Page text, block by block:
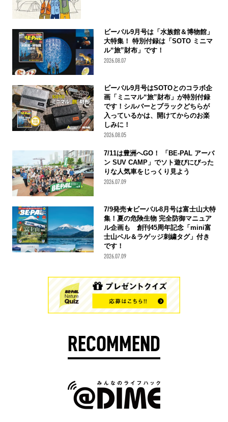
ビーパル9月号は「水族館＆博物館」
大特集！ 特別付録は「SOTO ミニマ
ル“旅”財布」です！
2026.08.07
ビーパル9月号はSOTOとのコラボ企
画「ミニマル“旅”財布」が特別付録
です！シルバーとブラックどちらが
入っているかは、開けてからのお楽
しみに！
2026.08.05
7/11は豊洲へGO！ 「BE-PAL アーバ
ン SUV CAMP」でソト遊びにぴった
りな人気車をじっくり見よう
2026.07.09
7/9発売★ビーパル8月号は富士山大特
集！夏の危険生物 完全防御マニュア
ル企画も 創刊45周年記念「mini富
士山ベル＆ラゲッジ刺繍タグ」付き
です！
2026.07.09
RECOMMEND